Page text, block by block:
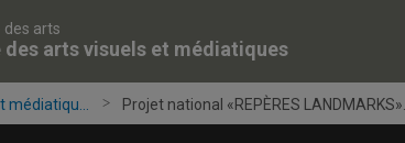
des arts
des arts visuels et médiatiques
Projet national «REPÈRES LANDMARKS»...